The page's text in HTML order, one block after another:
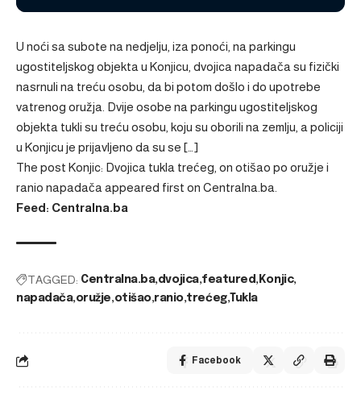
U noći sa subote na nedjelju, iza ponoći, na parkingu
ugostiteljskog objekta u Konjicu, dvojica napadača su fizički
nasrnuli na treću osobu, da bi potom došlo i do upotrebe
vatrenog oružja. Dvije osobe na parkingu ugostiteljskog
objekta tukli su treću osobu, koju su oborili na zemlju, a policiji
u Konjicu je prijavljeno da su se […]
The post Konjic: Dvojica tukla trećeg, on otišao po oružje i
ranio napadača appeared first on Centralna.ba
Feed: Centralna.ba
TAGGED: Centralna.ba dvojica featured Konjic
napadača oružje otišao ranio trećeg Tukla
Facebook